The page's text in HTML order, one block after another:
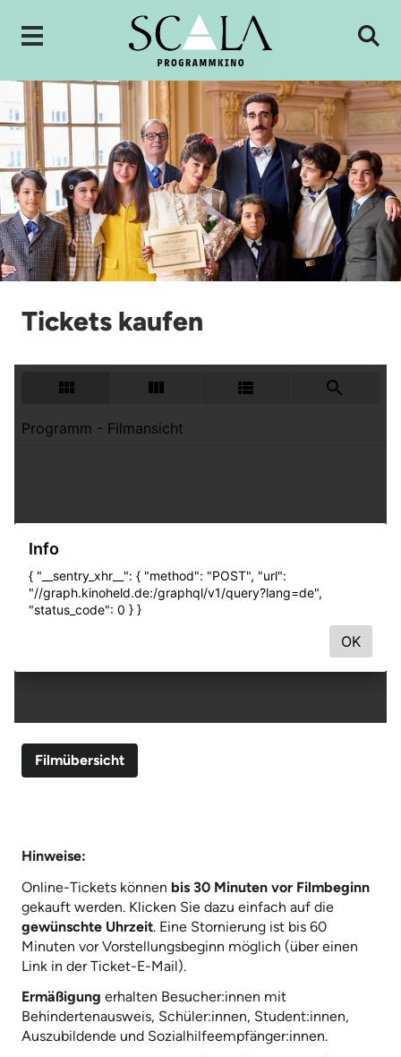
Tickets kaufen
Filmübersicht
Hinweise:
Online-Tickets können bis 30 Minuten vor Filmbeginn
gekauft werden. Klicken Sie dazu einfach auf die
gewünschte Uhrzeit. Eine Stornierung ist bis 60
Minuten vor Vorstellungsbeginn möglich (über einen
Link in der Ticket-E-Mail).
Ermäßigung erhalten Besucher:innen mit
Behindertenausweis, Schüler:innen, Student:innen,
Auszubildende und Sozialhilfeempfänger:innen.